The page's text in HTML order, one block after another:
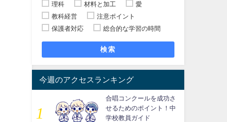
理科
材料と加工
愛
教科経営
注意ポイント
保護者対応
総合的な学習の時間
検索
今週のアクセスランキング
合唱コンクールを成功さ
せるためのポイント！中
学校教員ガイド